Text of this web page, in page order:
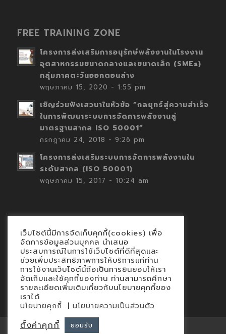
FREE TRAINING ZONE
โครงการส่งเสริมการอนุรักษ์พลังงานในโรงงาน
อุตสาหกรรมขนาดกลางและขนาดเล็ก (SMEs)
กลุ่มภาคตะวันออกตอนล่าง
พฤษภาคม 15, 2020 - 1:55 pm
เชิญร่วมฟังเสวนาในหัวข้อ “กลยุทธ์สู่ความสำเร็จ
ในการพัฒนาระบบการจัดการพลังงานสู่
มาตรฐานสากล ISO 50001”
กรกฎาคม 24, 2018 - 9:26 pm
โครงการส่งเสริมระบบการจัดการพลังงานใน
ระดับสากล (ISO 50001)
พฤษภาคม 15, 2017 - 10:24 am
Contact
นโยบายคุกกี้
นโยบายข้อมูลส่วนบุคคล
© Copyright 2015 - iEnergyGuru
เว็บไซต์นี้มีการจัดเก็บคุกกี้(cookies) เพื่อ
จัดการข้อมูลส่วนบุคคล นำเสนอ
ประสบการณ์ในการใช้เว็บไซต์ที่ดีที่สุดและ
ช่วยเพิ่มประสิทธิภาพการให้บริการแก่ท่าน
การใช้งานเว็บไซต์นี้ถือเป็นการยินยอมให้เรา
จัดเก็บและใช้คุกกี้ของท่าน ท่านสามารถศึกษา
รายละเอียดเพิ่มเติมเกี่ยวกับนโยบายคุกกี้ของ
เราได้
นโยบายคุกกี้ | นโยบายความเป็นส่วนตัว
ตั้งค่าคุกกี้ ยอมรับ